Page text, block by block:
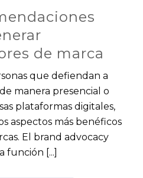
de marca
que defiendan a
manera presencial o
plataformas digitales,
aspectos más benéficos
El brand advocacy
función [...]